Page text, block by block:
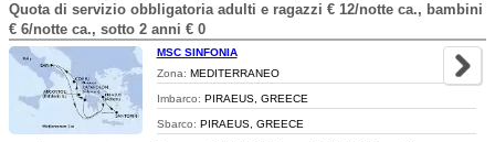
Quota di servizio obbligatoria adulti e ragazzi € 12/notte ca., bambini
€ 6/notte ca., sotto 2 anni € 0
MSC SINFONIA
Zona: MEDITERRANEO
Imbarco: PIRAEUS, GREECE
Sbarco: PIRAEUS, GREECE